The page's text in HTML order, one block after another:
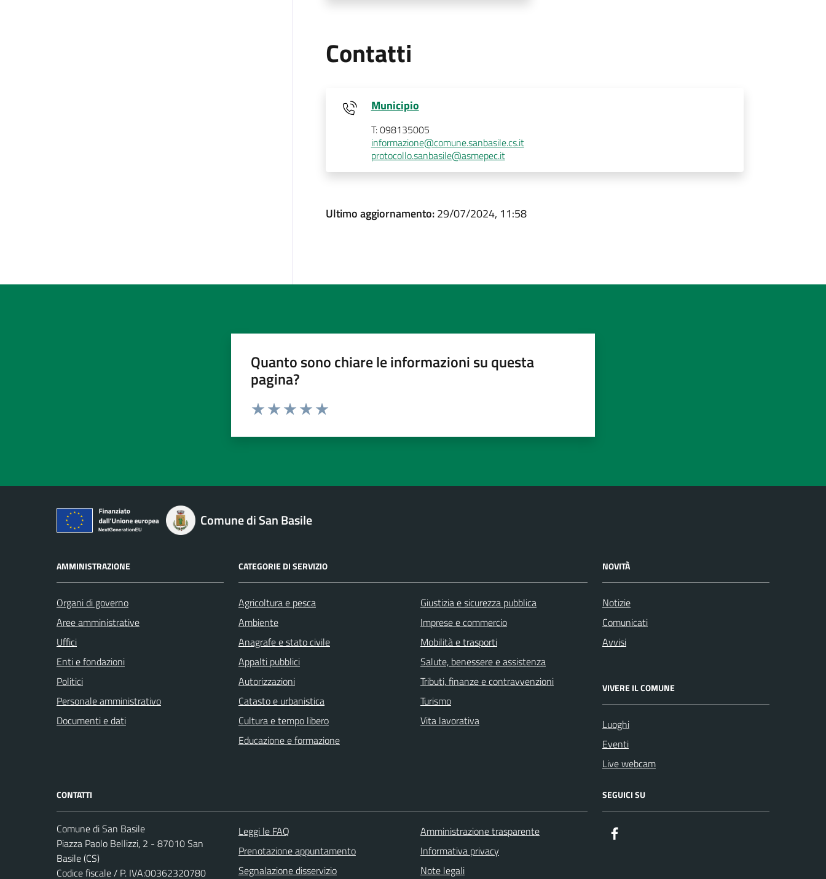
Contatti
Municipio
T: 098135005
informazione@comune.sanbasile.cs.it
protocollo.sanbasile@asmepec.it
Ultimo aggiornamento:29/07/2024, 11:58
Quanto sono chiare le informazioni su questa
pagina?
Comune di San Basile
AMMINISTRAZIONE
Organi di governo
Aree amministrative
Uffici
Enti e fondazioni
Politici
Personale amministrativo
Documenti e dati
CATEGORIE DI SERVIZIO
Agricoltura e pesca
Ambiente
Anagrafe e stato civile
Appalti pubblici
Autorizzazioni
Catasto e urbanistica
Cultura e tempo libero
Educazione e formazione
Giustizia e sicurezza pubblica
Imprese e commercio
Mobilità e trasporti
Salute, benessere e assistenza
Tributi, finanze e contravvenzioni
Turismo
Vita lavorativa
NOVITÀ
Notizie
Comunicati
Avvisi
VIVERE IL COMUNE
Luoghi
Eventi
Live webcam
CONTATTI
Comune di San Basile
Piazza Paolo Bellizzi, 2 - 87010 San
Basile (CS)
Codice fiscale / P. IVA:00362320780
Leggi le FAQ
Prenotazione appuntamento
Segnalazione disservizio
Amministrazione trasparente
Informativa privacy
Note legali
SEGUICI SU